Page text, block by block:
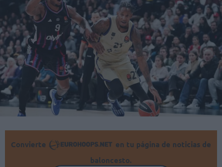
Convierte
en tu página de noticias de
baloncesto.